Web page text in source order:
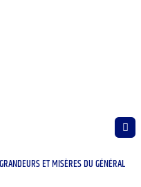
ET MISÈRES DU GÉNÉRAL